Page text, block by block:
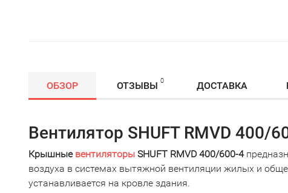
ОБЗОР ОТЗЫВЫ 0 ДОСТАВКА
Вентилятор SHUFT RMVD 400/
Крышные вентиляторы SHUFT RMVD 400/600-4
воздуха в системах вытяжной вентиляции жилых и
устанавливается на кровле здания.